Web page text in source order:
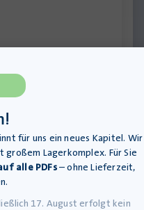
für uns ein neues Kapitel. Wir
großem Lagerkomplex. Für Sie
alle PDFs– ohne Lieferzeit,
17. August erfolgt kein